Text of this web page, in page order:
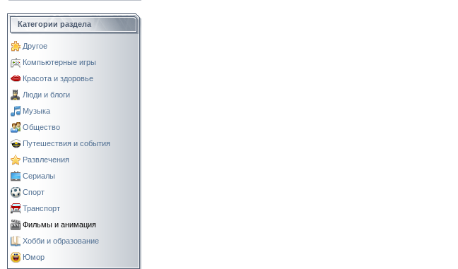
Категории раздела
Другое
Компьютерные игры
Красота и здоровье
Люди и блоги
Музыка
Общество
Путешествия и события
Развлечения
Сериалы
Спорт
Транспорт
Фильмы и анимация
Хобби и образование
Юмор